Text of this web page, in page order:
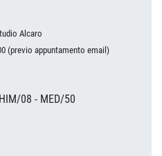
Alcaro
(previo appuntamento email)
08 - MED/50